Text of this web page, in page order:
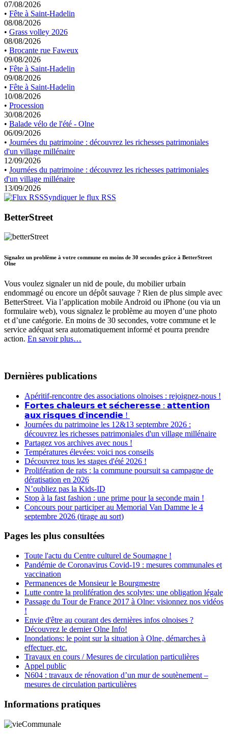
07/08/2026
• Fête à Saint-Hadelin
08/08/2026
• Grass volley 2026
08/08/2026
• Brocante rue Faweux
09/08/2026
• Fête à Saint-Hadelin
09/08/2026
• Fête à Saint-Hadelin
10/08/2026
• Procession
30/08/2026
• Balade vélo de l'été - Olne
06/09/2026
• Journées du patrimoine : découvrez les richesses patrimoniales
d'un village millénaire
12/09/2026
• Journées du patrimoine : découvrez les richesses patrimoniales
d'un village millénaire
13/09/2026
Syndiquer le flux RSS
BetterStreet
Signalez un problème à votre commune en moins de 30 secondes grâce à BetterStreet
Olne
Vous voulez signaler un nid de poule, du mobilier urbain
endommagé ou encore un dépôt sauvage ? Rien de plus simple avec
BetterStreet. Via l’application mobile Android ou iPhone (ou via un
formulaire web), vous signalez le problème au moyen d’une photo
et d’une catégorie. En moins de 30 secondes, votre commune et le
service adéquat sera automatiquement informé et pourra prendre
action. En savoir plus…
Dernières publications
Apéritif-rencontre des associations olnoises : rejoignez-nous !
𝗙𝗼𝗿𝘁𝗲𝘀 𝗰𝗵𝗮𝗹𝗲𝘂𝗿𝘀 𝗲𝘁 𝘀𝗲́𝗰𝗵𝗲𝗿𝗲𝘀𝘀𝗲 : 𝗮𝘁𝘁𝗲𝗻𝘁𝗶𝗼𝗻
𝗮𝘂𝘅 𝗿𝗶𝘀𝗾𝘂𝗲𝘀 𝗱'𝗶𝗻𝗰𝗲𝗻𝗱𝗶𝗲 !
Journées du patrimoine les 12&13 septembre 2026 :
découvrez les richesses patrimoniales d'un village millénaire
Partagez vos archives avec nous !
Températures élevées: voici nos conseils
Découvrez tous les stages d'été 2026 !
Prolifération de rats : la commune poursuit sa campagne de
dératisation en 2026
N’oubliez pas la Kids-ID
Stop à la fast fashion : une prime pour la seconde main !
Concours pour participer au Memorial Van Damme le 4
septembre 2026 (tirage au sort)
Pages les plus consultées
Toute l'actu du Centre culturel de Soumagne !
Pandémie de Coronavirus Covid-19 : mesures communales et
vaccination
Permanences de Monsieur le Bourgmestre
Lutte contre la prolifération des scolytes: une obligation légale
Passage du Tour de France 2017 à Olne: visionnez nos vidéos
!
Envie d'être au courant des dernières infos olnoises ?
Découvrez le dernier Olne Info!
Inondations: le point sur la situation à Olne, démarches à
effectuer, etc.
Travaux en cours / Mesures de circulation particulières
Appel public
N604 : travaux de rénovation d’un mur de soutènement –
mesures de circulation particulières
Informations pratiques